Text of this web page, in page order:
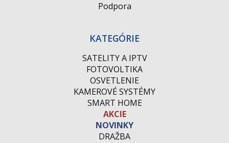
Podpora
KATEGÓRIE
SATELITY A IPTV
FOTOVOLTIKA
OSVETLENIE
KAMEROVÉ SYSTÉMY
SMART HOME
AKCIE
NOVINKY
DRAŽBA